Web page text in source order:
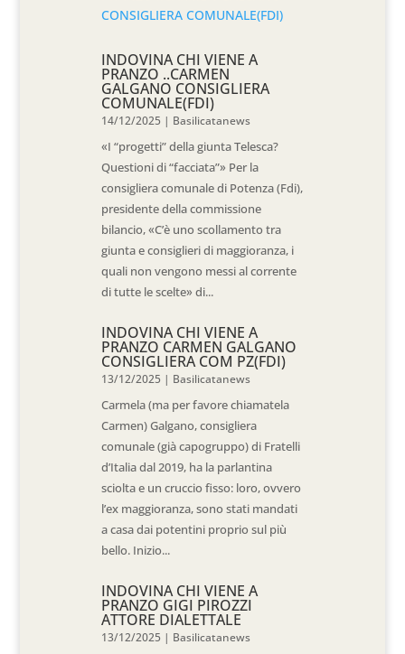
INDOVINA CHI VIENE A
PRANZO ..CARMEN
GALGANO CONSIGLIERA
COMUNALE(FDI)
14/12/2025 | Basilicatanews
«I “progetti” della giunta Telesca?
Questioni di “facciata”» Per la
consigliera comunale di Potenza (Fdi),
presidente della commissione
bilancio, «C’è uno scollamento tra
giunta e consiglieri di maggioranza, i
quali non vengono messi al corrente
di tutte le scelte» di...
INDOVINA CHI VIENE A
PRANZO CARMEN GALGANO
CONSIGLIERA COM PZ(FDI)
13/12/2025 | Basilicatanews
Carmela (ma per favore chiamatela
Carmen) Galgano, consigliera
comunale (già capogruppo) di Fratelli
d’Italia dal 2019, ha la parlantina
sciolta e un cruccio fisso: loro, ovvero
l’ex maggioranza, sono stati mandati
a casa dai potentini proprio sul più
bello. Inizio...
INDOVINA CHI VIENE A
PRANZO GIGI PIROZZI
ATTORE DIALETTALE
13/12/2025 | Basilicatanews